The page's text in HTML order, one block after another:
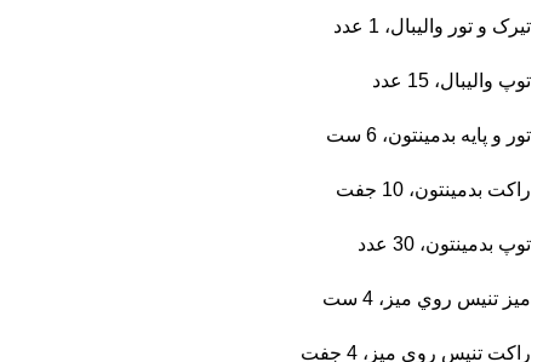
تیرک و تور واليبال، 1 عدد
توپ واليبال، 15 عدد
تور و پايه بدمينتون، 6 ست
راكت بدمينتون، 10 جفت
توپ بدمینتون، 30 عدد
ميز تنيس روي ميز، 4 ست
راكت تنيس روي ميز، 4 جفت